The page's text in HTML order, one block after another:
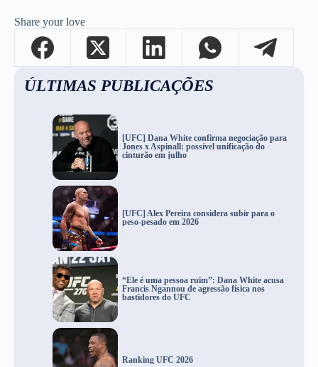
Share your love
ÚLTIMAS PUBLICAÇÕES
[UFC] Dana White confirma negociação para
Jones x Aspinall: possível unificação do
cinturão em julho
[UFC] Alex Pereira considera subir para o
peso-pesado em 2026
“Ele é uma pessoa ruim”: Dana White acusa
Francis Ngannou de agressão física nos
bastidores do UFC
Ranking UFC 2026